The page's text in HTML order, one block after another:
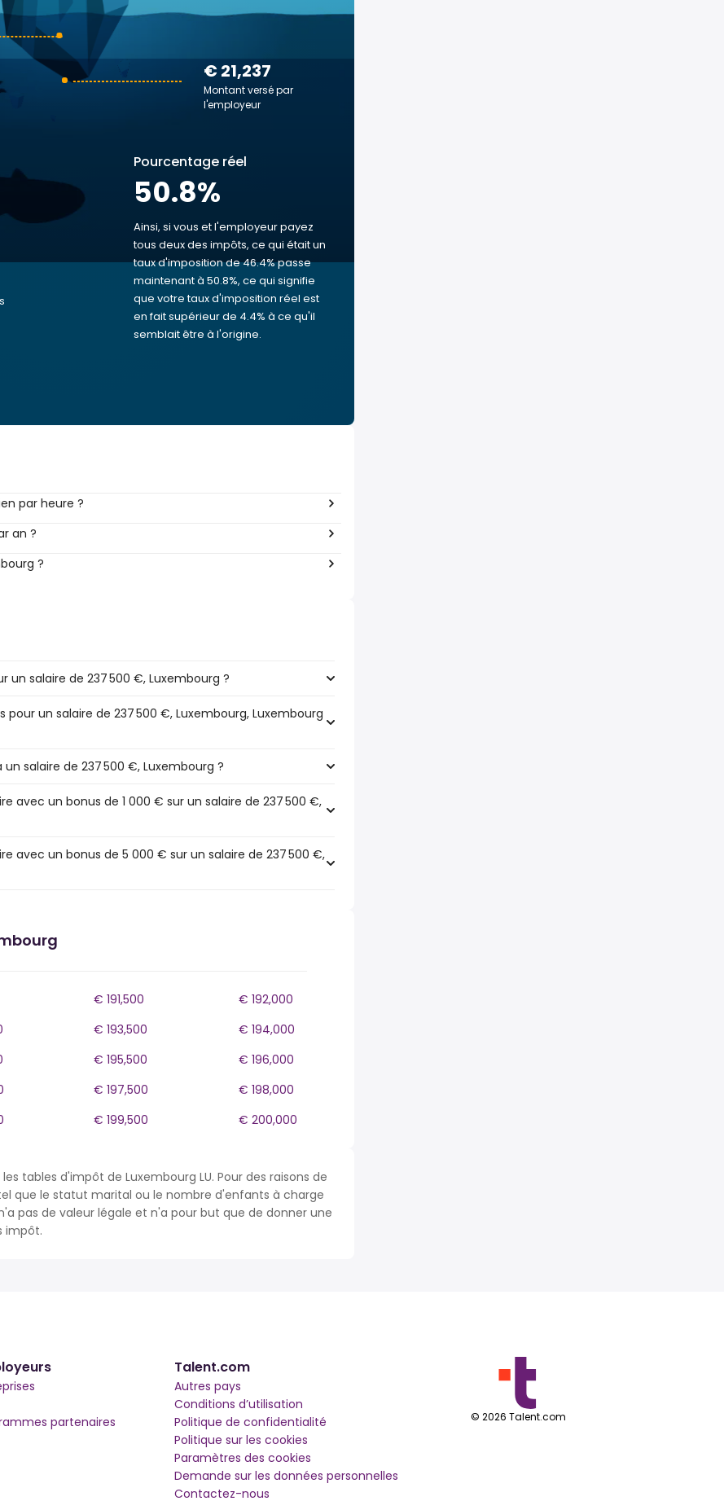
€ 21,237
Montant versé par
l'employeur
Pourcentage réel
50.8%
Ainsi, si vous et l'employeur payez
tous deux des impôts, ce qui était un
taux d'imposition de 46.4% passe
maintenant à 50.8%, ce qui signifie
que votre taux d'imposition réel est
en fait supérieur de 4.4% à ce qu'il
semblait être à l'origine.
par heure ?
an ?
?
un salaire de 237 500 €, Luxembourg ?
un salaire de 237 500 €, Luxembourg, Luxembourg
salaire de 237 500 €, Luxembourg ?
avec un bonus de 1 000 € sur un salaire de 237 500 €,
avec un bonus de 5 000 € sur un salaire de 237 500 €,
€ 191,500
€ 192,000
€ 193,500
€ 194,000
€ 195,500
€ 196,000
€ 197,500
€ 198,000
€ 199,500 € 200,000
tables d'impôt de Luxembourg LU. Pour des raisons de
que le statut marital ou le nombre d'enfants à charge
pas de valeur légale et n'a pour but que de donner une
impôt.
partenaires
Talent.com
Autres pays
Conditions d’utilisation
Politique de confidentialité
Politique sur les cookies
Paramètres des cookies
Demande sur les données personnelles
Contactez-nous
© 2026 Talent.com